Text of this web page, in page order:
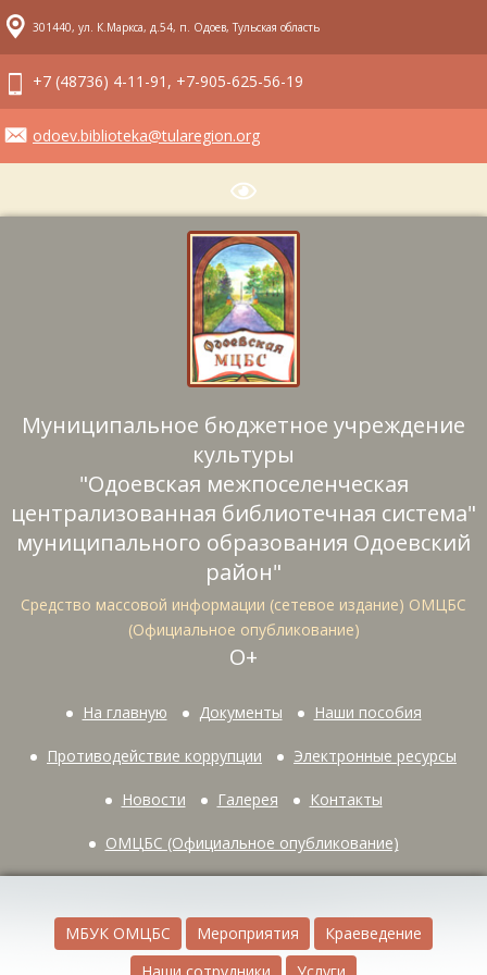
301440, ул. К.Маркса, д.54, п. Одоев, Тульская область
+7 (48736) 4-11-91, +7-905-625-56-19
odoev.biblioteka@tularegion.org
Муниципальное бюджетное учреждение
культуры
"Одоевская межпоселенческая
централизованная библиотечная система"
муниципального образования Одоевский
район"
Средство массовой информации (сетевое издание) ОМЦБС
(Официальное опубликование)
О+
На главную Документы Наши пособия
Противодействие коррупции Электронные ресурсы
Новости Галерея Контакты
ОМЦБС (Официальное опубликование)
МБУК ОМЦБС Мероприятия
Краеведение
Наши сотрудники
Услуги